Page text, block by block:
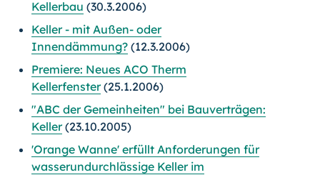
Kellerbau (30.3.2006)
Keller - mit Außen- oder
Innendämmung? (12.3.2006)
Premiere: Neues ACO Therm
Kellerfenster(25.1.2006)
"ABC der Gemeinheiten" bei Bauverträgen:
Keller(23.10.2005)
'Orange Wanne' erfüllt Anforderungen für
wasserundurchlässige Keller im